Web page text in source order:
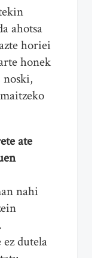
ahotsa
horiei
honek
noski,
ate
nahi
dutela